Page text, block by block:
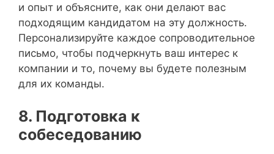
и опыт и объясните, как они делают вас
подходящим кандидатом на эту должность.
Персонализируйте каждое сопроводительное
письмо, чтобы подчеркнуть ваш интерес к
компании и то, почему вы будете полезным
для их команды.
8. Подготовка к
собеседованию